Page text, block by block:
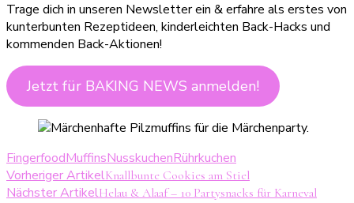
Trage dich in unseren Newsletter ein & erfahre als erstes von
kunterbunten Rezeptideen, kinderleichten Back-Hacks und
kommenden Back-Aktionen!
Jetzt für BAKING NEWS anmelden!
FingerfoodMuffinsNusskuchenRührkuchen
Beitragsnavigation
Vorheriger ArtikelKnallbunte Cookies am Stiel
Nächster ArtikelHelau & Alaaf – 10 Partysnacks für Karneval